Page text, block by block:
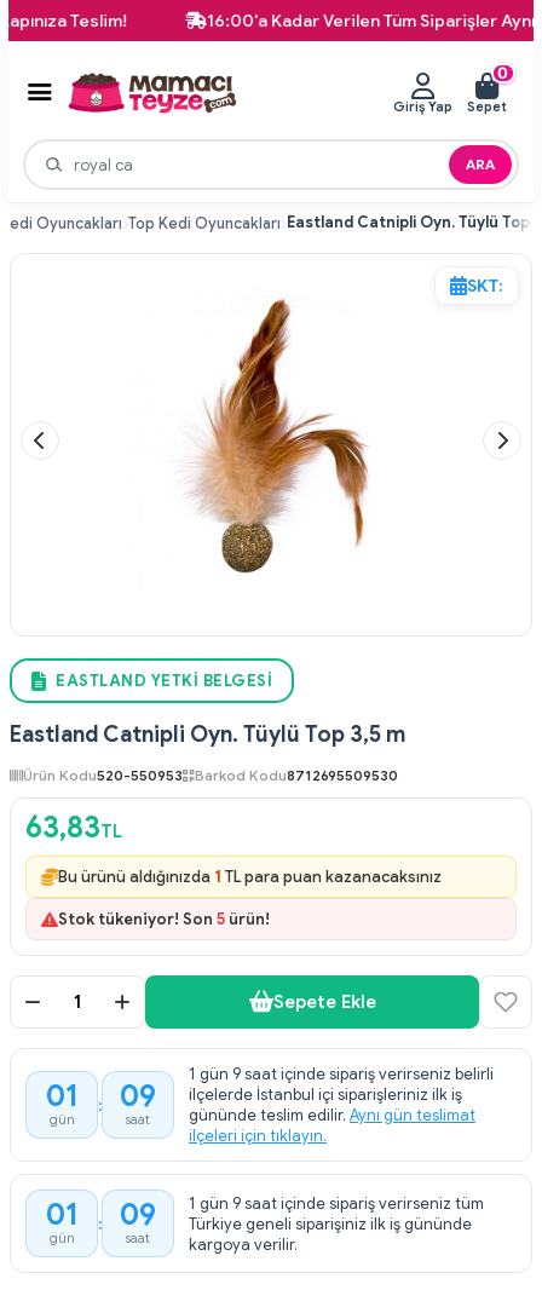
Teslim! 16:00'a Kadar Verilen Tüm Siparişler Aynı Gün
ARA
Giriş Yap
0
Sepet
Kedi Oyuncakları Top Kedi Oyuncakları Eastland Catnipli Oyn. Tüylü Top
SKT:
EASTLAND YETKI BELGESI
Eastland Catnipli Oyn. Tüylü Top 3,5 m
Ürün Kodu520-550953 Barkod Kodu8712695509530
63,83TL
Bu ürünü aldığınızda 1 TL para puan kazanacaksınız
Stok tükeniyor! Son 5 ürün!
Sepete Ekle
01
gün
: 09
saat
1 gün 9 saat içinde sipariş verirseniz belirli
ilçelerde İstanbul içi siparişleriniz ilk iş
gününde teslim edilir. Aynı gün teslimat
ilçeleri için tıklayın.
01
gün
: 09
saat
1 gün 9 saat içinde sipariş verirseniz tüm
Türkiye geneli siparişiniz ilk iş gününde
kargoya verilir.